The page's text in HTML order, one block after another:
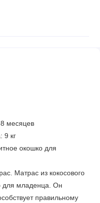
месяцев
9 кг
окошко для
Матрас из кокосового
для младенца. Он
правильному